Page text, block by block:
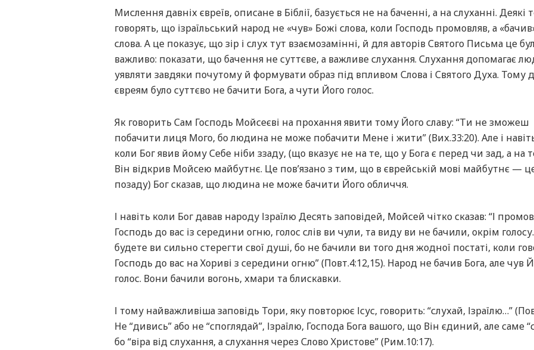
Мислення давніх євреїв, описане в Біблії, базується не на баченні, а на слуханні. Деякі
говорять, що ізраїльський народ не «чув» Божі слова, коли Господь промовляв, а
слова. А це показує, що зір і слух тут взаємозамінні, й для авторів Святого Письма це
важливо: показати, що бачення не суттєве, а важливе слухання. Слухання допомагає
уявляти завдяки почутому й формувати образ під впливом Слова і Святого Духа. Тому
євреям було суттєво не бачити Бога, а чути Його голос.
Як говорить Сам Господь Мойсеєві на прохання явити тому Його славу: “Ти не зможеш
побачити лиця Мого, бо людина не може побачити Мене і жити” (Вих.33:20). Але і
коли Бог явив йому Себе ніби ззаду, (що вказує не на те, що у Бога є перед чи зад, а на
Він відкрив Мойсею майбутнє. Це пов’язано з тим, що в єврейській мові майбутнє —
позаду) Бог сказав, що людина не може бачити Його обличчя.
І навіть коли Бог давав народу Ізраїлю Десять заповідей, Мойсей чітко сказав: “І
Господь до вас із середини огню, голос слів ви чули, та виду ви не бачили, окрім
будете ви сильно стерегти свої душі, бо не бачили ви того дня жодної постаті, коли
Господь до вас на Хориві з середини огню” (Повт.4:12,15). Народ не бачив Бога, але чув
голос. Вони бачили вогонь, хмари та блискавки.
І тому найважливіша заповідь Тори, яку повторює Ісус, говорить: “слухай, Ізраїлю…”
Не “дивись” або не “споглядай”, Ізраїлю, Господа Бога вашого, що Він єдиний, але саме
бо “віра від слухання, а слухання через Слово Христове” (Рим.10:17).